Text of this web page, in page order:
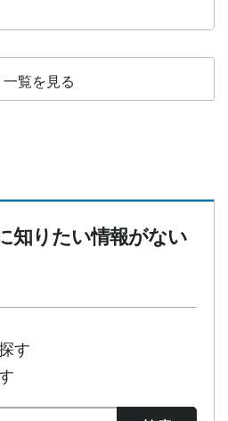
一覧を見る
知りたい情報がない
す